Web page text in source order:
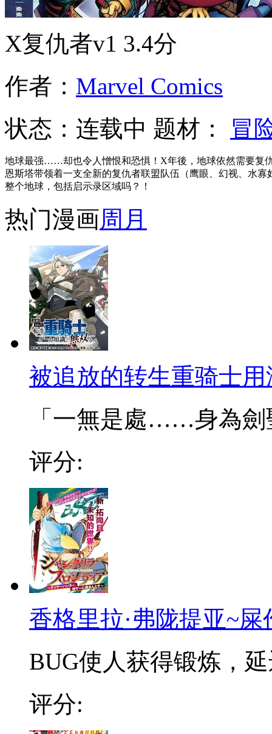
X复仇者v1 3.4分
作者： Marvel Comics
状态： 连载中 题材： 冒
地球最强……却也令人憎恨和恐惧！X年後，地球依然需要复
恩斯塔带领着一支全新的复仇者联盟队伍（鹰眼、幻视、水
整个地球，包括启示录区域吗？！
热门漫画周 月
被追放的转生重骑士
「一無是處……身為劍
评分:
香格里拉·弗陇提亚~
BUG使人获得锻炼，
评分: